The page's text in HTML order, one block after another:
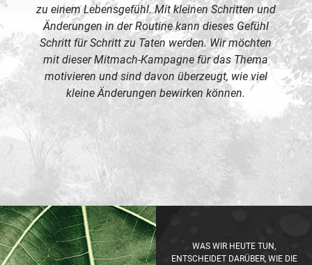
zu einem Lebensgefühl. Mit kleinen Schritten und
Änderungen in der Routine kann dieses Gefühl
Schritt für Schritt zu Taten werden. Wir möchten
mit dieser Mitmach-Kampagne für das Thema
motivieren und sind davon überzeugt, wie viel
kleine Änderungen bewirken können.
WAS WIR HEUTE TUN,
ENTSCHEIDET DARÜBER, WIE DIE